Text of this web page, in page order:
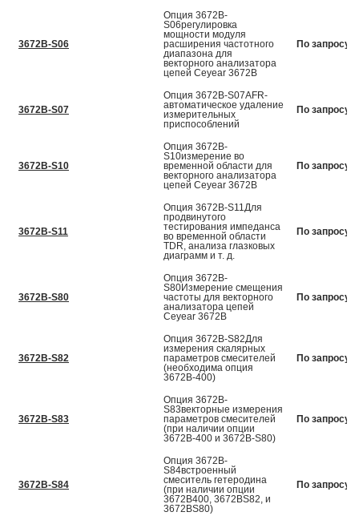
3672B-S06
Опция 3672B-
S06регулировка
мощности модуля
расширения частотного
диапазона для
векторного анализатора
цепей Ceyear 3672В
По запросу
3672B-S07
Опция 3672B-S07AFR-
автоматическое удаление
измерительных
приспособлений
По запросу
3672B-S10
Опция 3672B-
S10измерение во
временной области для
векторного анализатора
цепей Ceyear 3672В
По запросу
3672B-S11
Опция 3672B-S11Для
продвинутого
тестирования импеданса
во временной области
TDR, анализа глазковых
диаграмм и т. д.
По запросу
3672B-S80
Опция 3672B-
S80Измерение смещения
частоты для векторного
анализатора цепей
Ceyear 3672В
По запросу
3672B-S82
Опция 3672B-S82Для
измерения скалярных
параметров смесителей
(необходима опция
3672В-400)
По запросу
3672B-S83
Опция 3672B-
S83векторные измерения
параметров смесителей
(при наличии опции
3672В-400 и 3672В-S80)
По запросу
3672B-S84
Опция 3672B-
S84встроенный
смеситель гетеродина
(при наличии опции
3672В400, 3672ВS82, и
3672ВS80)
По запросу